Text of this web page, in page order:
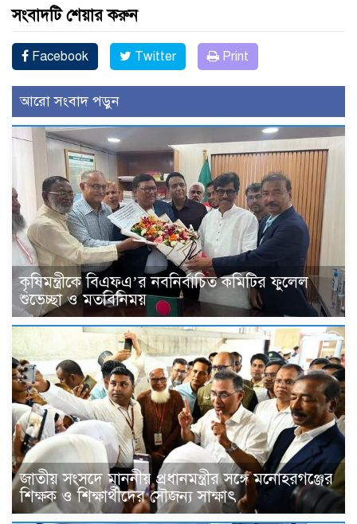
সংবাদটি শেয়ার করুন
Facebook Twitter Print
আরো সংবাদ পড়ুন
কৃষিমন্ত্রীকে বিএফএ’র নবনির্বাচিত কমিটির ফুলেল
শুভেচ্ছা ও মতবিনিময়
জাতীয় সংসদে মাননীয় প্রধানমন্ত্রীর সঙ্গে মনোহরগঞ্জের
শিক্ষক ও শিক্ষার্থীদের সৌজন্য সাক্ষাৎ